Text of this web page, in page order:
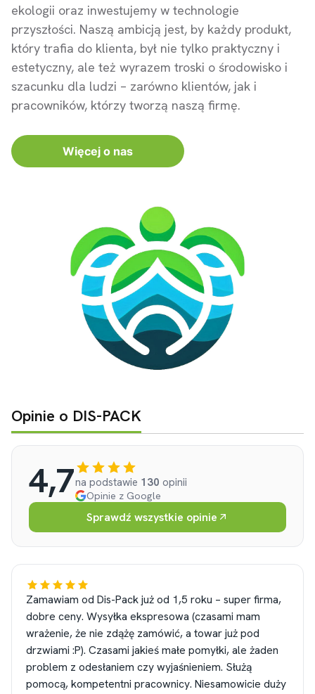
ekologii oraz inwestujemy w technologie
przyszłości. Naszą ambicją jest, by każdy produkt,
który trafia do klienta, był nie tylko praktyczny i
estetyczny, ale też wyrazem troski o środowisko i
szacunku dla ludzi – zarówno klientów, jak i
pracowników, którzy tworzą naszą firmę.
Więcej o nas
Opinie o DIS-PACK
4,7na podstawie 130 opinii
Opinie z Google
Sprawdź wszystkie opinie
Zamawiam od Dis-Pack już od 1,5 roku – super firma,
dobre ceny. Wysyłka ekspresowa (czasami mam
wrażenie, że nie zdążę zamówić, a towar już pod
drzwiami :P). Czasami jakieś małe pomyłki, ale żaden
problem z odesłaniem czy wyjaśnieniem. Służą
pomocą, kompetentni pracownicy. Niesamowicie duży